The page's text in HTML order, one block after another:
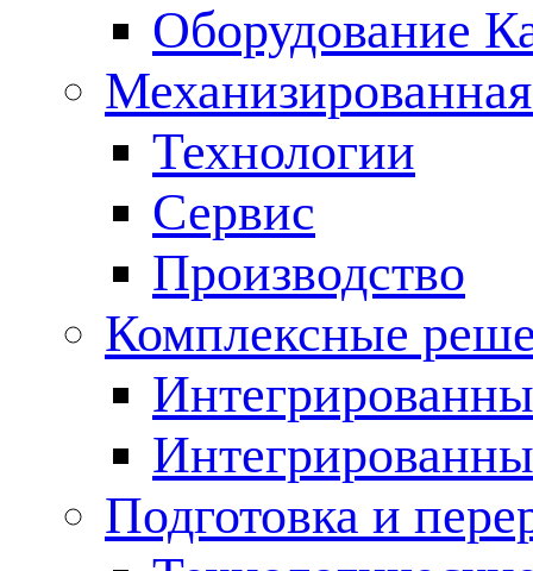
Оборудование
Технологии
Сервис
Производство
Комплексные
Подготовка и